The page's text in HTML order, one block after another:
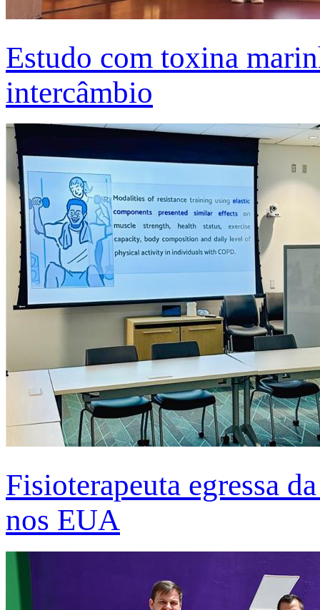
Estudo com toxina
intercâmbio
Fisioterapeuta egressa
nos EUA